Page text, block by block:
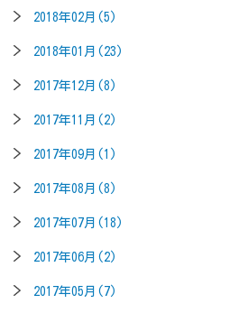
2018年02月(5)
2018年01月(23)
2017年12月(8)
2017年11月(2)
2017年09月(1)
2017年08月(8)
2017年07月(18)
2017年06月(2)
2017年05月(7)